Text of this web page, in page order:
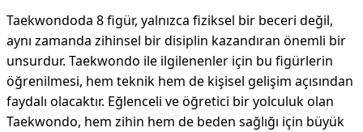
Taekwondoda 8 figür, yalnızca fiziksel bir beceri değil,
aynı zamanda zihinsel bir disiplin kazandıran önemli bir
unsurdur. Taekwondo ile ilgilenenler için bu figürlerin
öğrenilmesi, hem teknik hem de kişisel gelişim açısından
faydalı olacaktır. Eğlenceli ve öğretici bir yolculuk olan
Taekwondo, hem zihin hem de beden sağlığı için büyük